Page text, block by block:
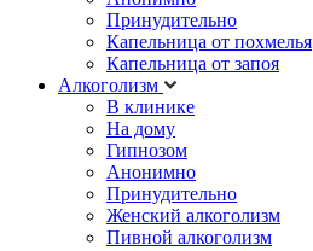
Принудительно
Капельница от похмелья
Капельница от запоя
Алкоголизм
В клинике
На дому
Гипнозом
Анонимно
Принудительно
Женский алкоголизм
Пивной алкоголизм